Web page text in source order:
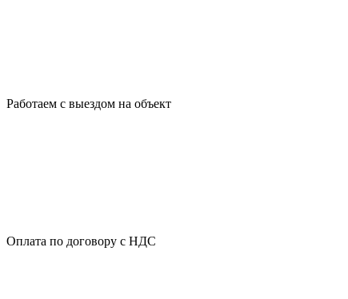
Работаем с выездом на объект
Оплата по договору с НДС